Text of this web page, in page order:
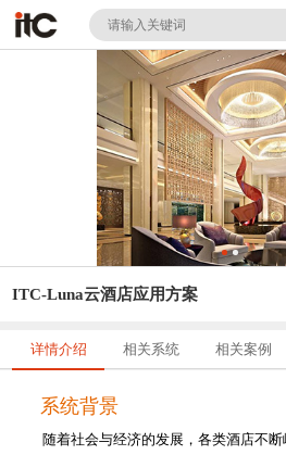
ITC-Luna云酒店应用方案
详情介绍 相关系统 相关案例
系统背景
随着社会与经济的发展，各类酒店不断